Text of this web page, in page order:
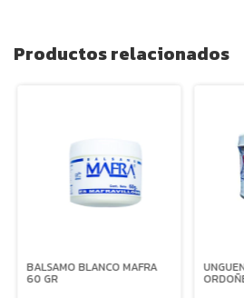
Productos relacionados
BALSAMO BLANCO MAFRA
60 GR